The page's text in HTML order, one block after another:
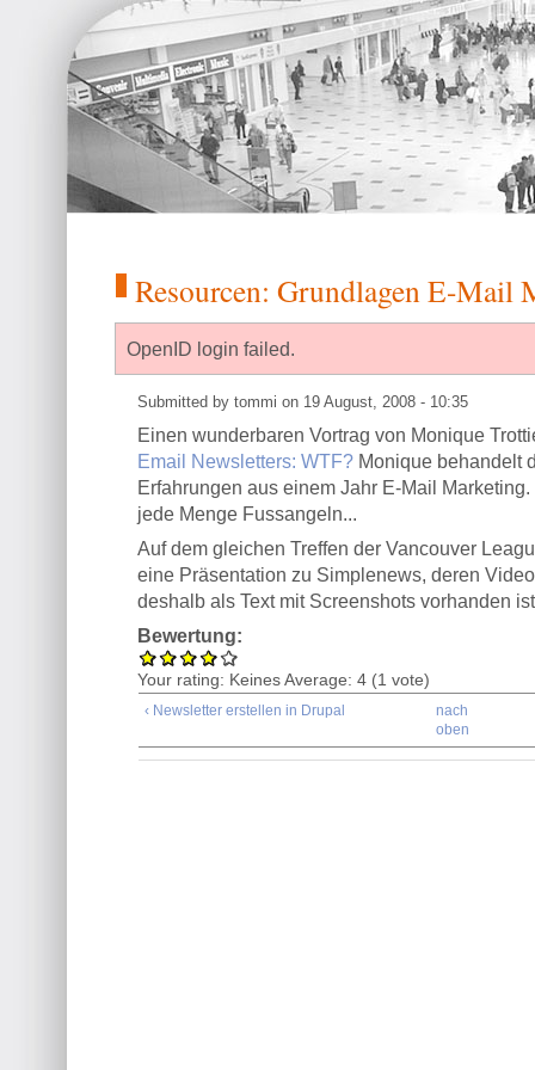
Resourcen: Grundlagen E-Mail
OpenID login failed.
Submitted by tommi on 19 August, 2008 - 10:35
Einen wunderbaren Vortrag von Monique
Email Newsletters: WTF? Monique behandelt
Erfahrungen aus einem Jahr E-Mail
jede Menge Fussangeln...
Auf dem gleichen Treffen der Vancouver
eine Präsentation zu Simplenews, deren
deshalb als Text mit Screenshots vorhanden
Bewertung:
Your rating: Keines Average:4 (1 vote)
‹ Newsletter erstellen in Drupal
nach
oben